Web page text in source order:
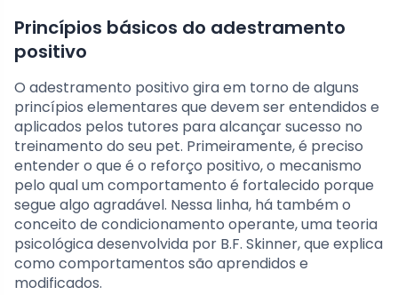
Princípios básicos do adestramento
positivo
O adestramento positivo gira em torno de alguns
princípios elementares que devem ser entendidos e
aplicados pelos tutores para alcançar sucesso no
treinamento do seu pet. Primeiramente, é preciso
entender o que é o reforço positivo, o mecanismo
pelo qual um comportamento é fortalecido porque
segue algo agradável. Nessa linha, há também o
conceito de condicionamento operante, uma teoria
psicológica desenvolvida por B.F. Skinner, que explica
como comportamentos são aprendidos e
modificados.